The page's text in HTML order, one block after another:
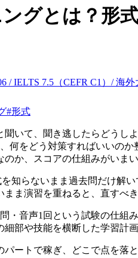
グとは？形
/ IELTS 7.5（CEFR C1）/ 海
#形式
聞いて、聞き逃したらどうし
何をどう対策すればいいのか
のか、スコアの仕組みがいま
知らないまま過去問だけ解
まま演習を重ねると、直すべ
・音声1回という試験の仕組
細部や技能を横断した学習計
ートで稼ぎ、どこで点を落